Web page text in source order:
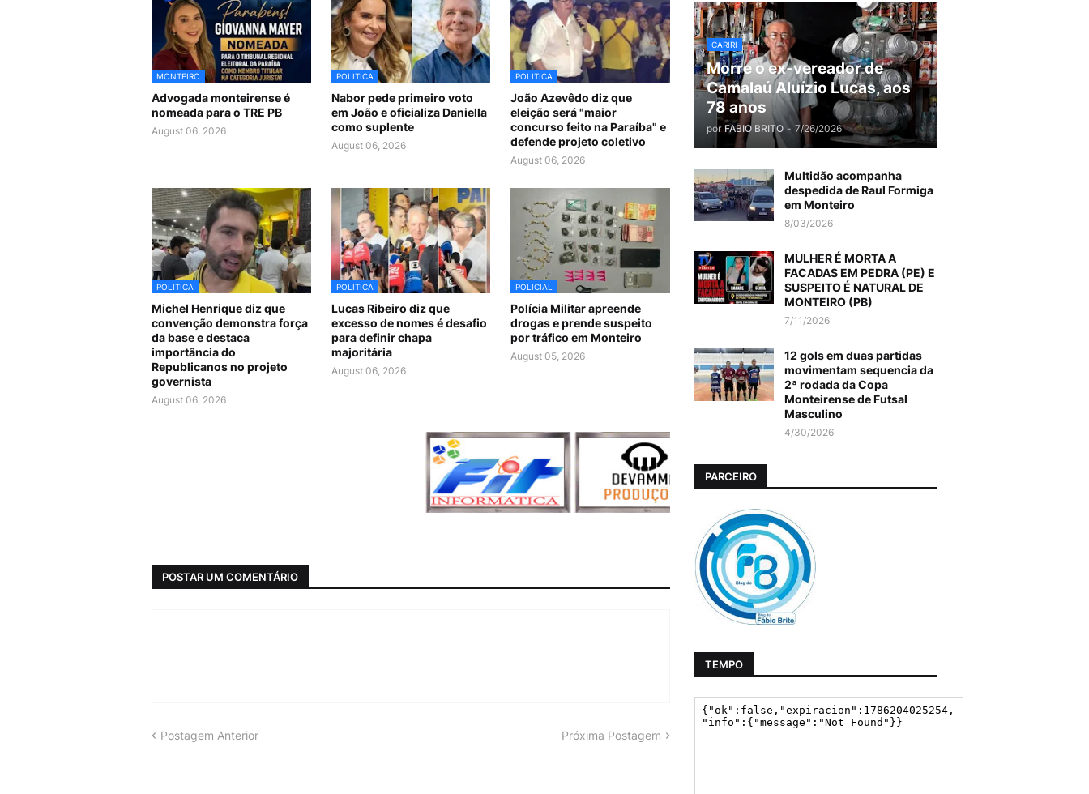
MONTEIRO
Advogada monteirense é
nomeada para o TRE PB
August 06, 2026
POLITICA
Nabor pede primeiro voto
em João e oficializa Daniella
como suplente
August 06, 2026
POLITICA
João Azevêdo diz que
eleição será "maior
concurso feito na Paraíba" e
defende projeto coletivo
August 06, 2026
POLITICA
Michel Henrique diz que
convenção demonstra força
da base e destaca
importância do
Republicanos no projeto
governista
August 06, 2026
POLITICA
Lucas Ribeiro diz que
excesso de nomes é desafio
para definir chapa
majoritária
August 06, 2026
POLICIAL
Polícia Militar apreende
drogas e prende suspeito
por tráfico em Monteiro
August 05, 2026
POSTAR UM COMENTÁRIO
Postagem Anterior Próxima Postagem
CARIRI
Morre o ex-vereador de
Camalaú Aluízio Lucas, aos
78 anos
por FABIO BRITO - 7/26/2026
Multidão acompanha
despedida de Raul Formiga
em Monteiro
8/03/2026
MULHER É MORTA A
FACADAS EM PEDRA (PE) E
SUSPEITO É NATURAL DE
MONTEIRO (PB)
7/11/2026
12 gols em duas partidas
movimentam sequencia da
2ª rodada da Copa
Monteirense de Futsal
Masculino
4/30/2026
PARCEIRO
TEMPO